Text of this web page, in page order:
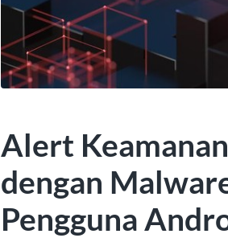
Alert
dengan
Pengguna